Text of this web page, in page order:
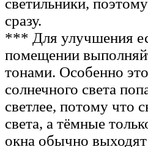
сразу.
*** Для улучшения
помещении
тонами. Особенно
солнечного света
светлее, потому что
света, а тёмные
окна обычно